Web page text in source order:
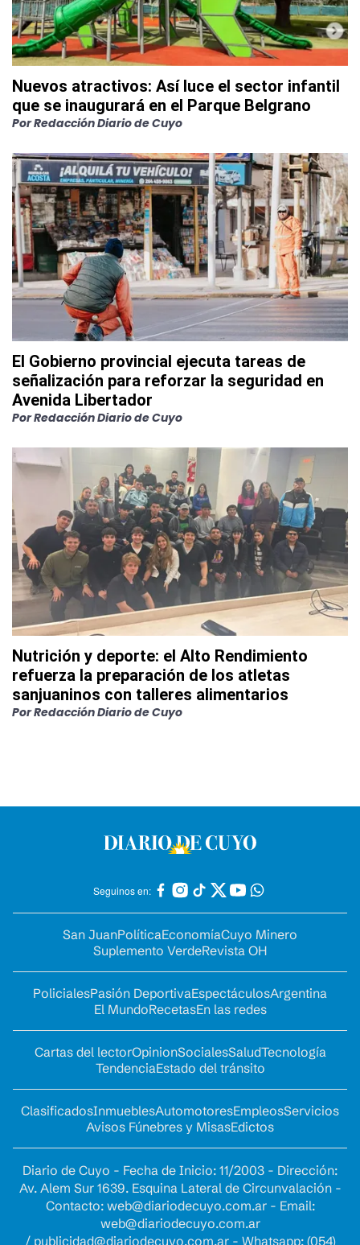
Nuevos atractivos: Así luce el sector infantil
que se inaugurará en el Parque Belgrano
PorRedacción Diario de Cuyo
El Gobierno provincial ejecuta tareas de
señalización para reforzar la seguridad en
Avenida Libertador
PorRedacción Diario de Cuyo
Nutrición y deporte: el Alto Rendimiento
refuerza la preparación de los atletas
sanjuaninos con talleres alimentarios
PorRedacción Diario de Cuyo
Seguinos en:
San JuanPolíticaEconomíaCuyo Minero
Suplemento VerdeRevista OH
PolicialesPasión DeportivaEspectáculosArgentina
El MundoRecetasEn las redes
Cartas del lectorOpinionSocialesSaludTecnología
TendenciaEstado del tránsito
ClasificadosInmueblesAutomotoresEmpleosServicios
Avisos Fúnebres y MisasEdictos
Diario de Cuyo - Fecha de Inicio: 11/2003 - Dirección:
Av. Alem Sur 1639. Esquina Lateral de Circunvalación -
Contacto: web@diariodecuyo.com.ar- Email:
web@diariodecuyo.com.ar
/ publicidad@diariodecuyo.com.ar- Whatsapp: (054)